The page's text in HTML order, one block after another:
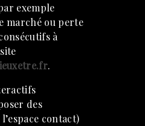
exemple
marché ou perte
à
.
des
contact)